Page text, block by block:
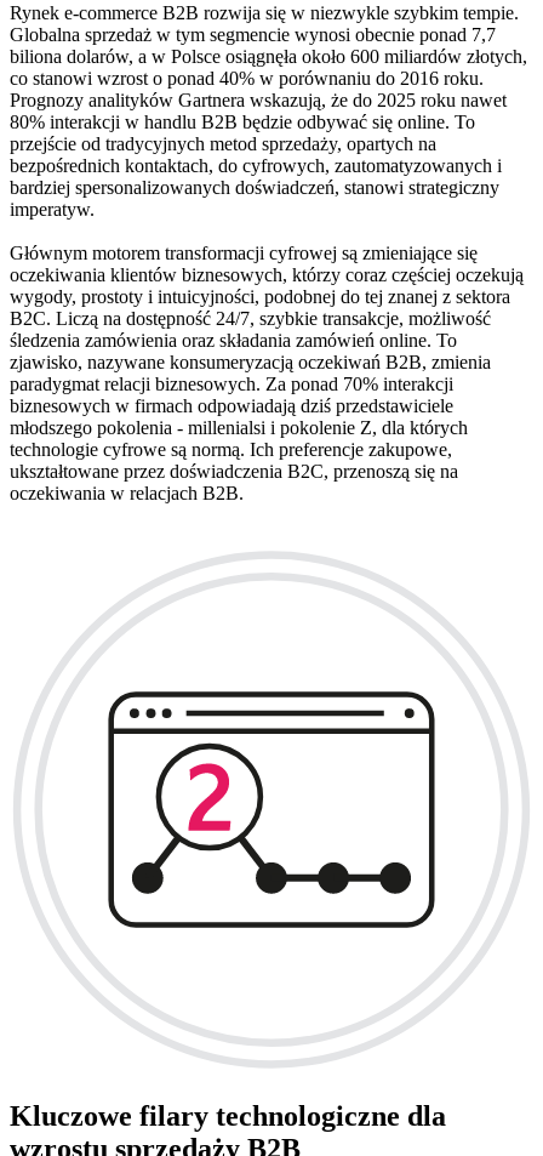
Rynek e-commerce B2B rozwija się w niezwykle szybkim tempie.
Globalna sprzedaż w tym segmencie wynosi obecnie ponad 7,7
biliona dolarów, a w Polsce osiągnęła około 600 miliardów złotych,
co stanowi wzrost o ponad 40% w porównaniu do 2016 roku.
Prognozy analityków Gartnera wskazują, że do 2025 roku nawet
80% interakcji w handlu B2B będzie odbywać się online. To
przejście od tradycyjnych metod sprzedaży, opartych na
bezpośrednich kontaktach, do cyfrowych, zautomatyzowanych i
bardziej spersonalizowanych doświadczeń, stanowi strategiczny
imperatyw.
Głównym motorem transformacji cyfrowej są zmieniające się
oczekiwania klientów biznesowych, którzy coraz częściej oczekują
wygody, prostoty i intuicyjności, podobnej do tej znanej z sektora
B2C. Liczą na dostępność 24/7, szybkie transakcje, możliwość
śledzenia zamówienia oraz składania zamówień online. To
zjawisko, nazywane konsumeryzacją oczekiwań B2B, zmienia
paradygmat relacji biznesowych. Za ponad 70% interakcji
biznesowych w firmach odpowiadają dziś przedstawiciele
młodszego pokolenia - millenialsi i pokolenie Z, dla których
technologie cyfrowe są normą. Ich preferencje zakupowe,
ukształtowane przez doświadczenia B2C, przenoszą się na
oczekiwania w relacjach B2B.
Kluczowe filary technologiczne dla
wzrostu sprzedaży B2B